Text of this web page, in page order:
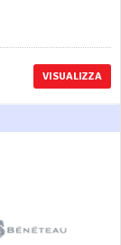
VISUALIZZA